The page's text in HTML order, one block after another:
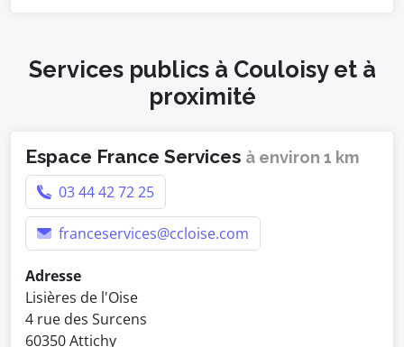
Services publics à Couloisy et à
proximité
Espace France Services à environ 1 km
03 44 42 72 25
franceservices@ccloise.com
Adresse
Lisières de l'Oise
4 rue des Surcens
60350 Attichy